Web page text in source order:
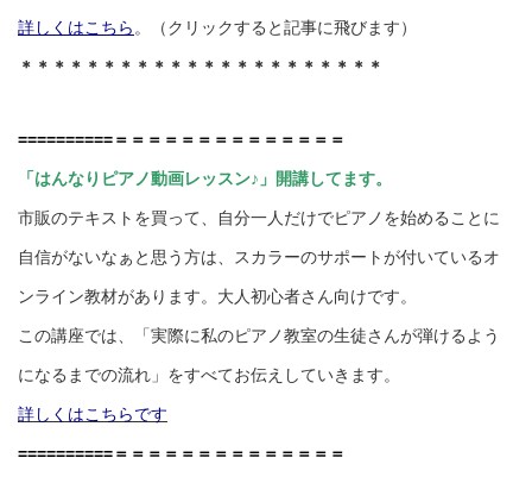
詳しくはこちら 。（クリックすると記事に飛びます）
＊＊＊＊＊＊＊＊＊＊＊＊＊＊＊＊＊＊＊＊＊＊
==========＝＝＝＝＝＝＝＝＝＝＝＝＝＝
「はんなりピアノ動画レッスン♪」開講してます。
市販のテキストを買って、自分一人だけでピアノを始めることに
自信がないなぁと思う方は、スカラーのサポートが付いているオ
ンライン教材があります。大人初心者さん向けです。
この講座では、「実際に私のピアノ教室の生徒さんが弾けるよう
になるまでの流れ」をすべてお伝えしていきます。
詳しくはこちらです
==========＝＝＝＝＝＝＝＝＝＝＝＝＝＝